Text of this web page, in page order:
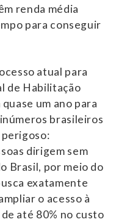
renda média
para conseguir
atual para
de Habilitação
um ano para
brasileiros
dirigem sem
Brasil, por meio do
exatamente
o acesso à
até 80% no custo